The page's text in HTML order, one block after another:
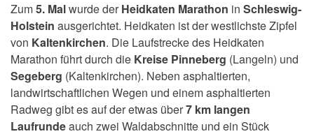
Zum5. Malwurde derHeidkaten Marathon in Schleswig-
Holstein ausgerichtet. Heidkaten ist der westlichste Zipfel
von Kaltenkirchen. Die Laufstrecke des Heidkaten
Marathon führt durch die Kreise Pinneberg (Langeln) und
Segeberg (Kaltenkirchen). Neben asphaltierten,
landwirtschaftlichen Wegen und einem asphaltierten
Radweg gibt es auf der etwas über7 km langen
Laufrundeauch zwei Waldabschnitte und ein Stück